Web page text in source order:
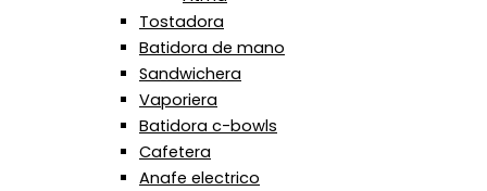
Tostadora
Batidora de mano
Sandwichera
Vaporiera
Batidora c-bowls
Cafetera
Anafe electrico